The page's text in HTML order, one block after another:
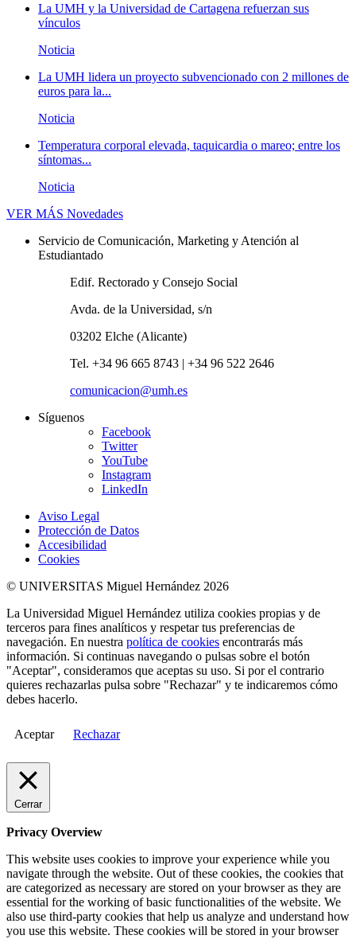
La UMH y la Universidad de Cartagena refuerzan sus
vínculos
Noticia
La UMH lidera un proyecto subvencionado con 2 millones de
euros para la...
Noticia
Temperatura corporal elevada, taquicardia o mareo; entre los
síntomas...
Noticia
VER MÁS Novedades
Servicio de Comunicación, Marketing y Atención al
Estudiantado
Edif. Rectorado y Consejo Social
Avda. de la Universidad, s/n
03202 Elche (Alicante)
Tel. +34 96 665 8743 | +34 96 522 2646
comunicacion@umh.es
Síguenos
Facebook
Twitter
YouTube
Instagram
LinkedIn
Aviso Legal
Protección de Datos
Accesibilidad
Cookies
© UNIVERSITAS Miguel Hernández 2026
La Universidad Miguel Hernández utiliza cookies propias y de
terceros para fines analíticos y respetar tus preferencias de
navegación. En nuestra política de cookies encontrarás más
información. Si continuas navegando o pulsas sobre el botón
"Aceptar", consideramos que aceptas su uso. Si por el contrario
quieres rechazarlas pulsa sobre "Rechazar" y te indicaremos cómo
debes hacerlo.
Aceptar Rechazar
Cerrar
Privacy Overview
This website uses cookies to improve your experience while you
navigate through the website. Out of these cookies, the cookies that
are categorized as necessary are stored on your browser as they are
essential for the working of basic functionalities of the website. We
also use third-party cookies that help us analyze and understand how
you use this website. These cookies will be stored in your browser